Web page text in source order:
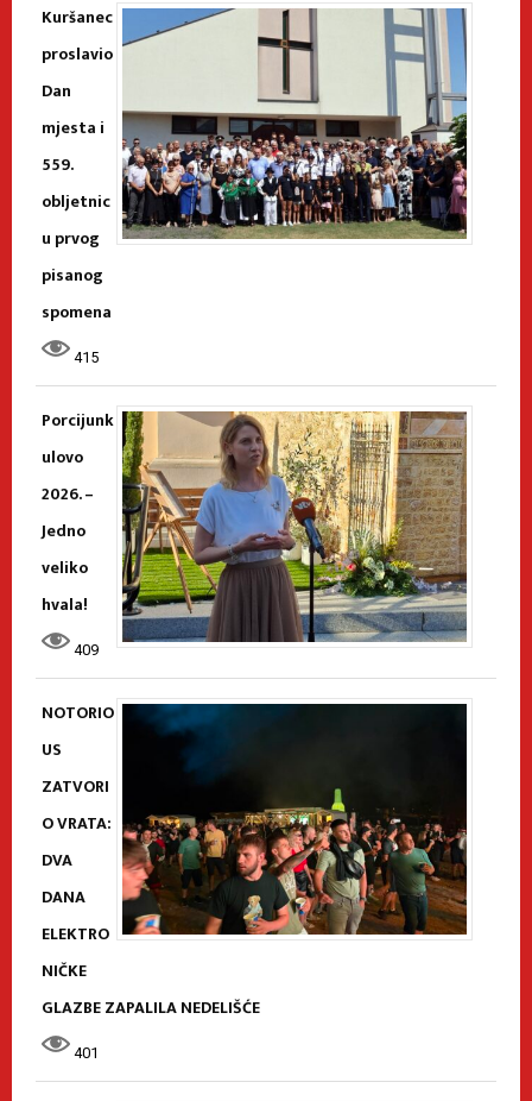
Kuršanec
proslavio
Dan
mjesta i
559.
obljetnic
u prvog
pisanog
spomena
415
Porcijunk
ulovo
2026. –
Jedno
veliko
hvala!
409
NOTORIO
US
ZATVORI
O VRATA:
DVA
DANA
ELEKTRO
NIČKE
GLAZBE ZAPALILA NEDELIŠĆE
401